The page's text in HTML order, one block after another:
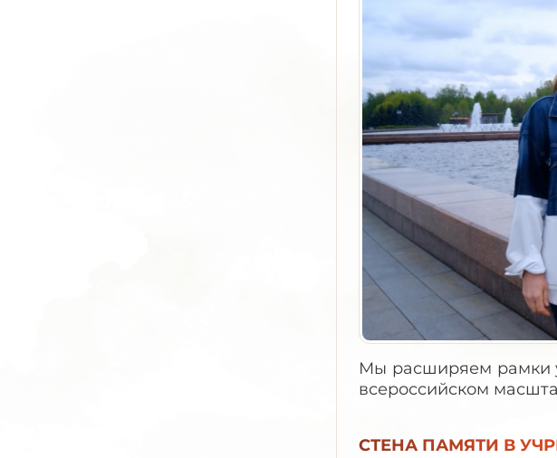
Мы расширяем рамки
всероссийском
СТЕНА ПАМЯТИ В